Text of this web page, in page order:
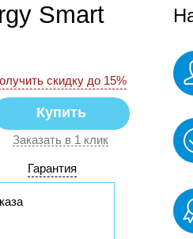
Smart
скидку до 15%
Заказать в 1 клик
Гарантия